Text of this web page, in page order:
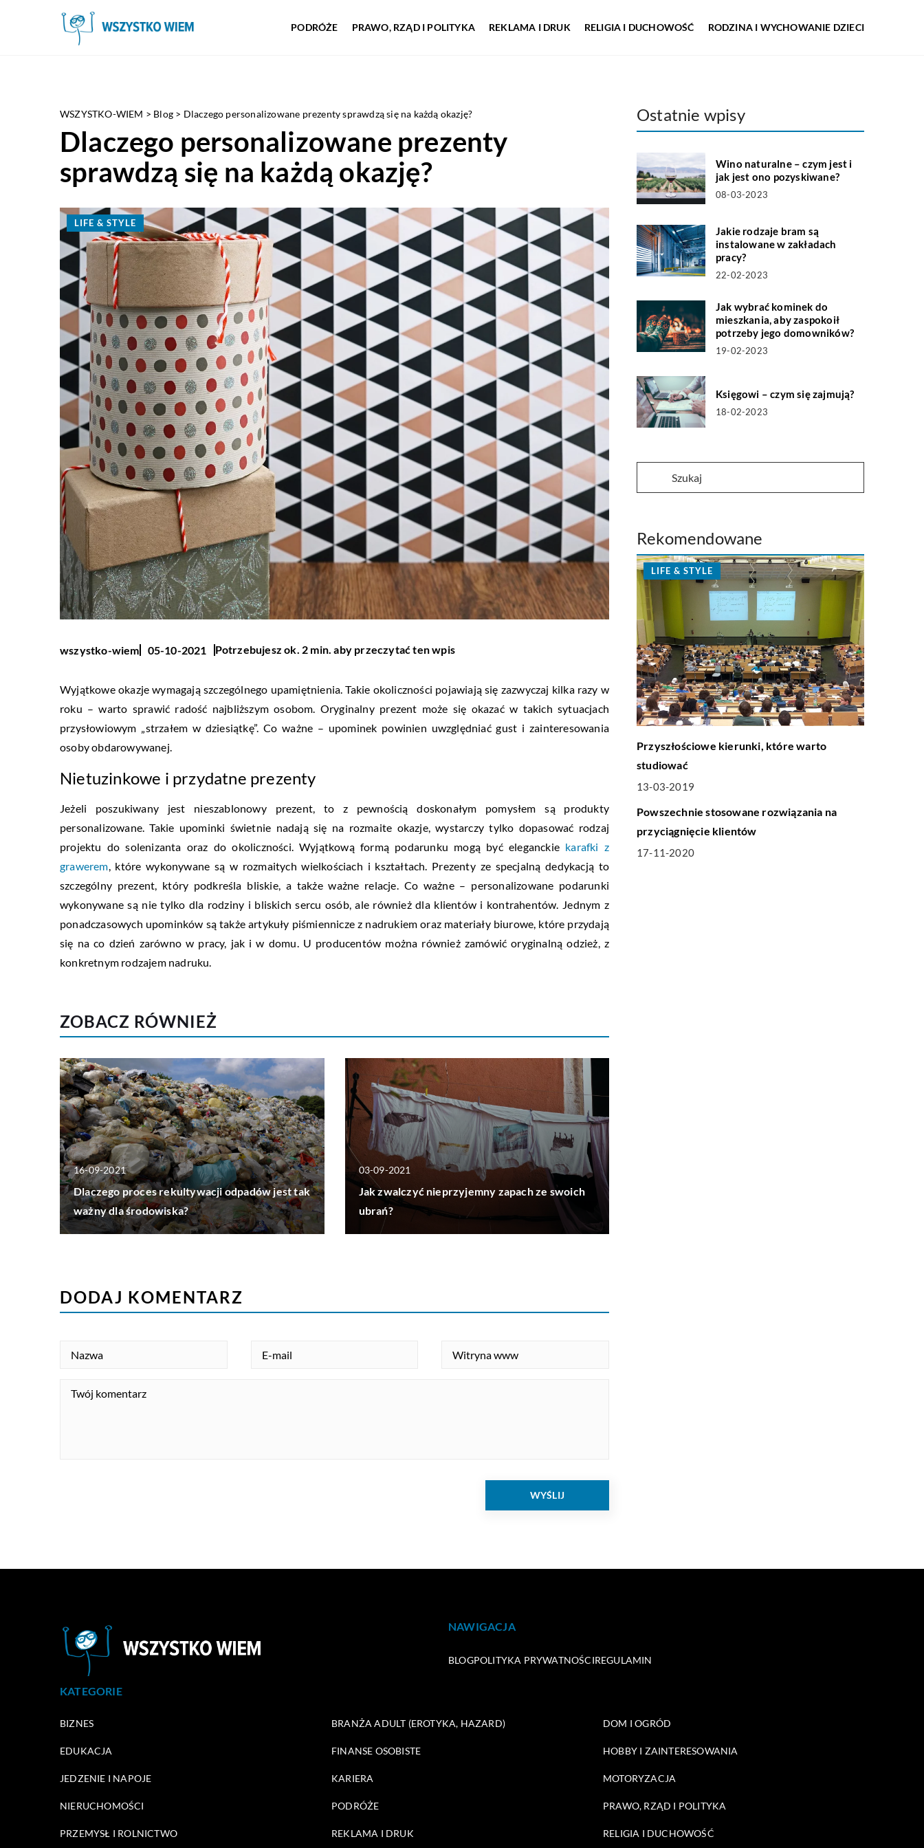
PODRÓŻE PRAWO, RZĄD I POLITYKA REKLAMA I DRUK RELIGIA I DUCHOWOŚĆ RODZINA I WYCHOWANIE DZIECI
WSZYSTKO-WIEM > Blog > Dlaczego personalizowane prezenty sprawdzą się na każdą okazję?
Dlaczego personalizowane prezenty
sprawdzą się na każdą okazję?
LIFE & STYLE
wszystko-wiem 05-10-2021 Potrzebujesz ok. 2 min. aby przeczytać ten wpis
Wyjątkowe okazje wymagają szczególnego upamiętnienia. Takie okoliczności pojawiają się zazwyczaj kilka razy w
roku – warto sprawić radość najbliższym osobom. Oryginalny prezent może się okazać w takich sytuacjach
przysłowiowym „strzałem w dziesiątkę”. Co ważne – upominek powinien uwzględniać gust i zainteresowania
osoby obdarowywanej.
Nietuzinkowe i przydatne prezenty
Jeżeli poszukiwany jest nieszablonowy prezent, to z pewnością doskonałym pomysłem są produkty
personalizowane. Takie upominki świetnie nadają się na rozmaite okazje, wystarczy tylko dopasować rodzaj
projektu do solenizanta oraz do okoliczności. Wyjątkową formą podarunku mogą być eleganckie karafki z
grawerem, które wykonywane są w rozmaitych wielkościach i kształtach. Prezenty ze specjalną dedykacją to
szczególny prezent, który podkreśla bliskie, a także ważne relacje. Co ważne – personalizowane podarunki
wykonywane są nie tylko dla rodziny i bliskich sercu osób, ale również dla klientów i kontrahentów. Jednym z
ponadczasowych upominków są także artykuły piśmiennicze z nadrukiem oraz materiały biurowe, które przydają
się na co dzień zarówno w pracy, jak i w domu. U producentów można również zamówić oryginalną odzież, z
konkretnym rodzajem nadruku.
ZOBACZ RÓWNIEŻ
16-09-2021
Dlaczego proces rekultywacji odpadów jest tak
ważny dla środowiska?
03-09-2021
Jak zwalczyć nieprzyjemny zapach ze swoich
ubrań?
Ostatnie wpisy
Wino naturalne – czym jest i
jak jest ono pozyskiwane?
08-03-2023
Jakie rodzaje bram są
instalowane w zakładach
pracy?
22-02-2023
Jak wybrać kominek do
mieszkania, aby zaspokoił
potrzeby jego domowników?
19-02-2023
Księgowi – czym się zajmują?
18-02-2023
Rekomendowane
LIFE & STYLE
Przyszłościowe kierunki, które warto
studiować
13-03-2019
BIZNES I FINANSE
Powszechnie stosowane rozwiązania na
przyciągnięcie klientów
17-11-2020
DODAJ KOMENTARZ
NAWIGACJA
BLOGPOLITYKA PRYWATNOŚCIREGULAMIN
KATEGORIE
BIZNES BRANŻA ADULT (EROTYKA, HAZARD) DOM I OGRÓD
EDUKACJA FINANSE OSOBISTE HOBBY I ZAINTERESOWANIA
JEDZENIE I NAPOJE KARIERA MOTORYZACJA
NIERUCHOMOŚCI PODRÓŻE PRAWO, RZĄD I POLITYKA
PRZEMYSŁ I ROLNICTWO REKLAMA I DRUK RELIGIA I DUCHOWOŚĆ